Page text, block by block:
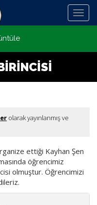
Menü
olarak yayınlanmış ve
ettiği Kayhan Şen
öğrencimiz
olmuştur. Öğrencimizi